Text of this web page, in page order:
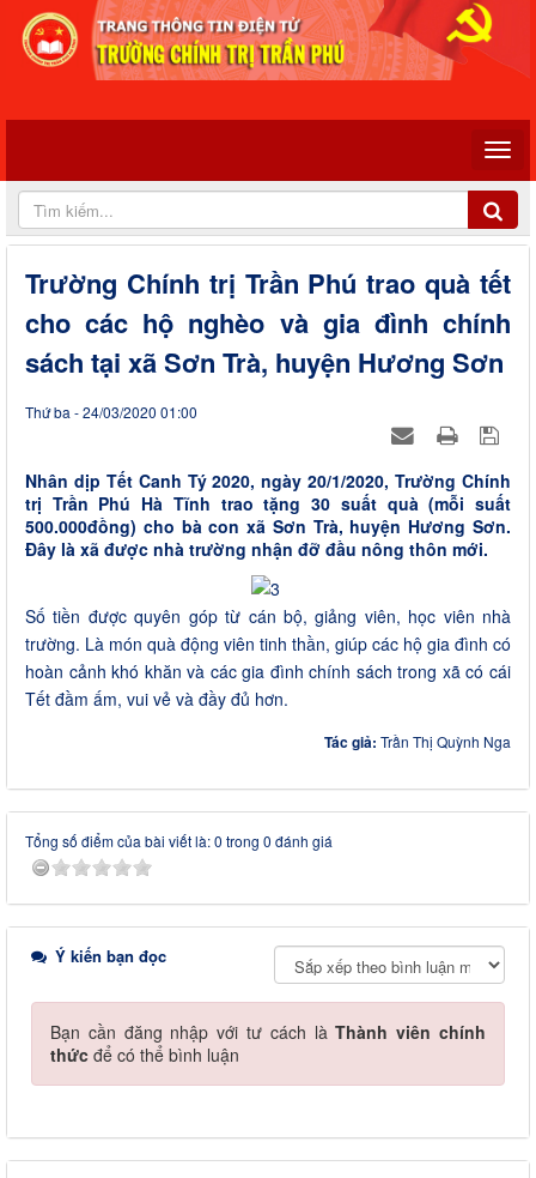
Trường Chính trị Trần Phú trao quà tết
cho các hộ nghèo và gia đình chính
sách tại xã Sơn Trà, huyện Hương Sơn
Thứ ba - 24/03/2020 01:00
Nhân dịp Tết Canh Tý 2020, ngày 20/1/2020, Trường Chính
trị Trần Phú Hà Tĩnh trao tặng 30 suất quà (mỗi suất
500.000đồng) cho bà con xã Sơn Trà, huyện Hương Sơn.
Đây là xã được nhà trường nhận đỡ đầu nông thôn mới.
Số tiền được quyên góp từ cán bộ, giảng viên, học viên nhà
trường. Là món quà động viên tinh thần, giúp các hộ gia đình có
hoàn cảnh khó khăn và các gia đình chính sách trong xã có cái
Tết đầm ấm, vui vẻ và đầy đủ hơn.
Tác giả: Trần Thị Quỳnh Nga
Tổng số điểm của bài viết là: 0 trong 0 đánh giá
Ý kiến bạn đọc
Bạn cần đăng nhập với tư cách làThành viên chính
thức để có thể bình luận